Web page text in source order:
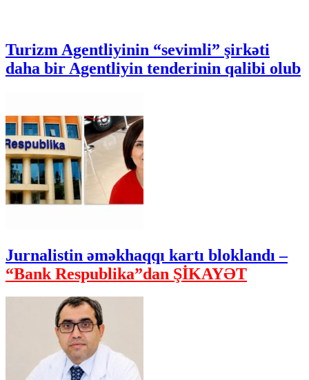
Turizm Agentliyinin “sevimli” şirkəti
daha bir Agentliyin tenderinin qalibi olub
Jurnalistin əməkhaqqı kartı bloklandı –
“Bank Respublika”dan ŞİKAYƏT